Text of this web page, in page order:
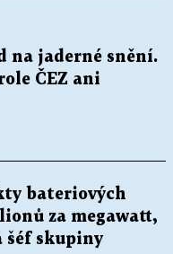
na jaderné snění.
ČEZ ani
bateriových
za megawatt,
šéf skupiny